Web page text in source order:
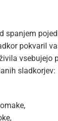
spanjem
pokvaril
vsebujejo
sladkorjev: